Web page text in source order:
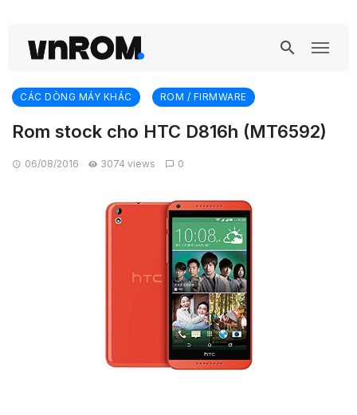
CÁC DÒNG MÁY KHÁC ROM / FIRMWARE
Rom stock cho HTC D816h (MT6592)
06/08/2016 3074 views 0